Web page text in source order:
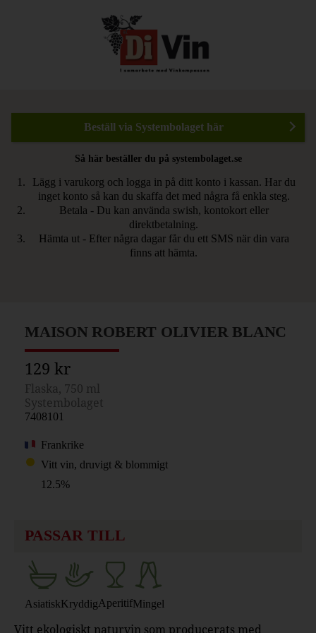
MAISON ROBERT OLIVIER BLANC
129 kr
Flaska, 750 ml
Systembolaget
7408101
Frankrike
Vitt vin, druvigt & blommigt
12.5%
PASSAR TILL
AsiatiskKryddigAperitifMingel
Vitt ekologiskt naturvin som producerats med
Beställ via Systembolaget här
Så här beställer du på systembolaget.se
Lägg i varukorg och logga in på ditt konto i kassan. Har du
inget konto så kan du skaffa det med några få enkla steg.
Betala - Du kan använda swish, kontokort eller
direktbetalning.
Hämta ut - Efter några dagar får du ett SMS när din vara
finns att hämta.